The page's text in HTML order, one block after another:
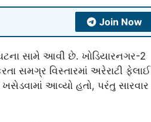
Join Now
સામે આવી છે. ખોડિયારનગર-2
સમગ્ર વિસ્તારમાં અરેરાટી ફેલાઈ
આવ્યો હતો, પરંતુ સારવાર